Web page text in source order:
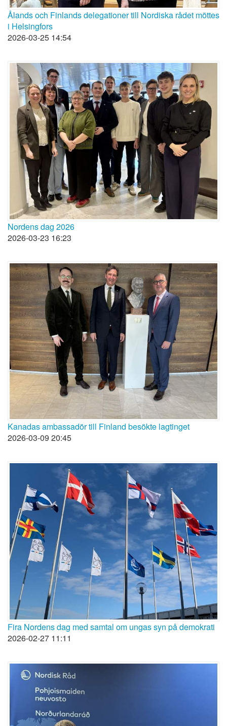
Ålands och Finlands delegationer till Nordiska rådet möttes
i Helsingfors
2026-03-25 14:54
Nordens dag 2026
2026-03-23 16:23
Kanadas ambassadör till Finland besökte lagtinget
2026-03-09 20:45
Fira Nordens dag med samtal om ungas syn på demokrati
2026-02-27 11:11